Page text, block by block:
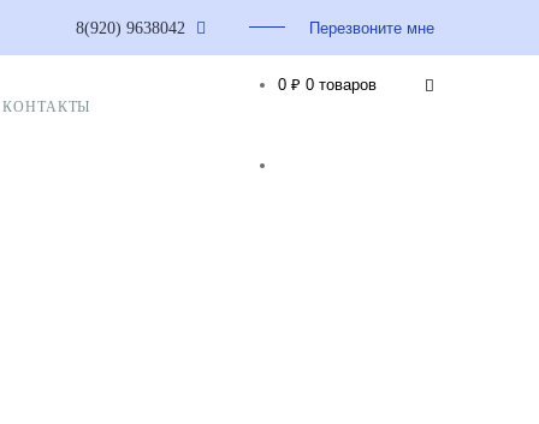
8(920) 9638042 Перезвоните мне
КОНТАКТЫ
0 ₽ 0 товаров